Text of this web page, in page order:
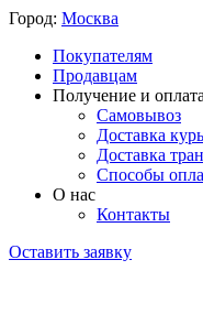
Город: Москва
Покупателям
Продавцам
Получение и оплата
Самовывоз
Доставка
Доставка
Способы
О нас
Контакты
Оставить заявку